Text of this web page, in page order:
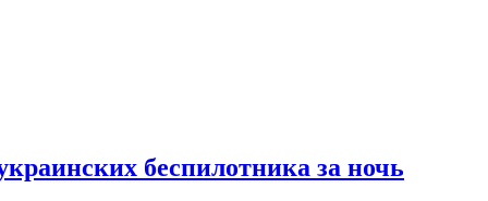
беспилотника за ночь